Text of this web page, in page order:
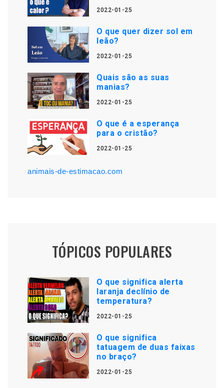
2022-01-25
O que quer dizer sol em
leão?
2022-01-25
Quais são as suas
manias?
2022-01-25
O que é a esperança
para o cristão?
2022-01-25
animais-de-estimacao.com
TÓPICOS POPULARES
O que significa alerta
laranja declínio de
temperatura?
2022-01-25
O que significa
tatuagem de duas faixas
no braço?
2022-01-25